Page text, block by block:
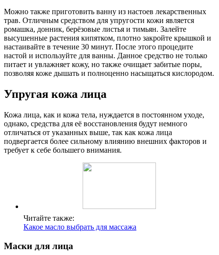
Можно также приготовить ванну из настоев лекарственных
трав. Отличным средством для упругости кожи является
ромашка, донник, берёзовые листья и тимьян. Залейте
высушенные растения кипятком, плотно закройте крышкой и
настаивайте в течение 30 минут. После этого процедите
настой и используйте для ванны. Данное средство не только
питает и увлажняет кожу, но также очищает забитые поры,
позволяя коже дышать и полноценно насыщаться кислородом.
Упругая кожа лица
Кожа лица, как и кожа тела, нуждается в постоянном уходе,
однако, средства для её восстановления будут немного
отличаться от указанных выше, так как кожа лица
подвергается более сильному влиянию внешних факторов и
требует к себе большего внимания.
Читайте также:
Какое масло выбрать для массажа
Маски для лица